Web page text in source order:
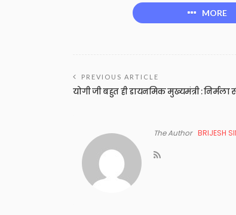
MORE
PREVIOUS ARTICLE
योगी जी बहुत ही डायनमिक मुख्यमंत्री : निर्मला
The Author BRIJESH